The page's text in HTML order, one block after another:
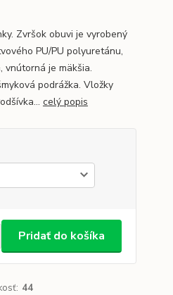
Zvršok obuvi je vyrobený
PU/PU polyuretánu,
vnútorná je mäkšia.
podrážka. Vložky
celý popis
Pridať do košíka
44